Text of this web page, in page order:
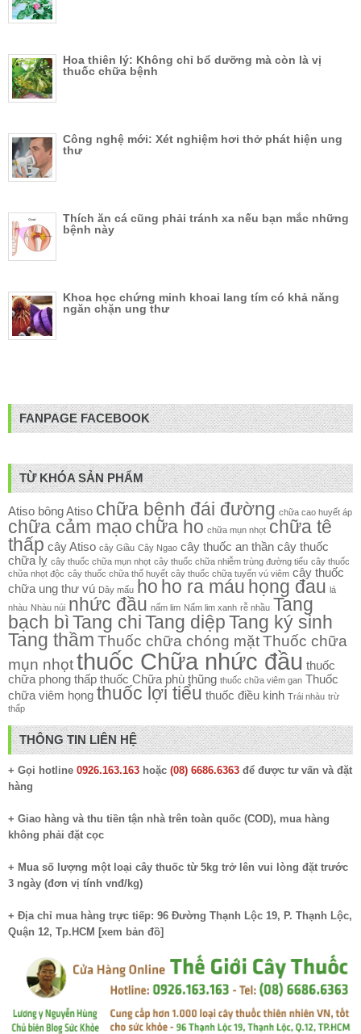
Hoa thiên lý: Không chỉ bổ dưỡng mà còn là vị
thuốc chữa bệnh
Công nghệ mới: Xét nghiệm hơi thở phát hiện ung
thư
Thích ăn cá cũng phải tránh xa nếu bạn mắc những
bệnh này
Khoa học chứng minh khoai lang tím có khả năng
ngăn chặn ung thư
FANPAGE FACEBOOK
TỪ KHÓA SẢN PHẨM
Atiso bông Atiso chữa bệnh đái đường chữa cao huyết áp
chữa cảm mạo chữa ho chữa mụn nhọt chữa tê
thấp cây Atiso cây Giầu Cây Ngao cây thuốc an thần cây thuốc
chữa lỵ cây thuốc chữa mụn nhọt cây thuốc chữa nhiễm trùng đường tiểu cây thuốc
chữa nhọt độc cây thuốc chữa thổ huyết cây thuốc chữa tuyến vú viêm cây thuốc
chữa ung thư vú Dây mấu ho ho ra máu họng đau lá
nhàu Nhàu núi nhức đầu nấm lim Nấm lim xanh rễ nhầu Tang
bạch bì Tang chi Tang diệp Tang ký sinh
Tang thầm Thuốc chữa chóng mặtThuốc chữa
mụn nhọtthuốc Chữa nhức đầu thuốc
chữa phong thấp thuốc Chữa phù thũng thuốc chữa viêm gan Thuốc
chữa viêm họng thuốc lợi tiểu thuốc điều kinh Trái nhàu trừ
thấp
THÔNG TIN LIÊN HỆ
+ Gọi hotline 0926.163.163 hoặc (08) 6686.6363 để được tư vấn và đặt
hàng
+ Giao hàng và thu tiền tận nhà trên toàn quốc (COD), mua hàng
không phải đặt cọc
+ Mua số lượng một loại cây thuốc từ 5kg trở lên vui lòng đặt trước
3 ngày (đơn vị tính vnđ/kg)
+ Địa chỉ mua hàng trực tiếp: 96 Đường Thạnh Lộc 19, P. Thạnh Lộc,
Quận 12, Tp.HCM [xem bản đồ]